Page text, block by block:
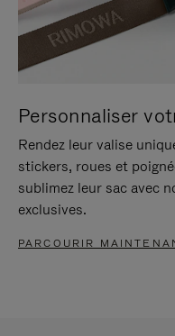
Personnaliser
Rendez leur valise
stickers, roues et
sublimez leur sac avec
exclusives.
PARCOURIR